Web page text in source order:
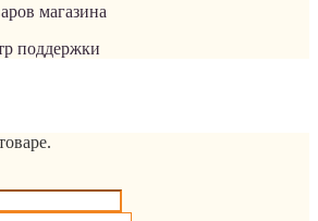
магазина
поддержки